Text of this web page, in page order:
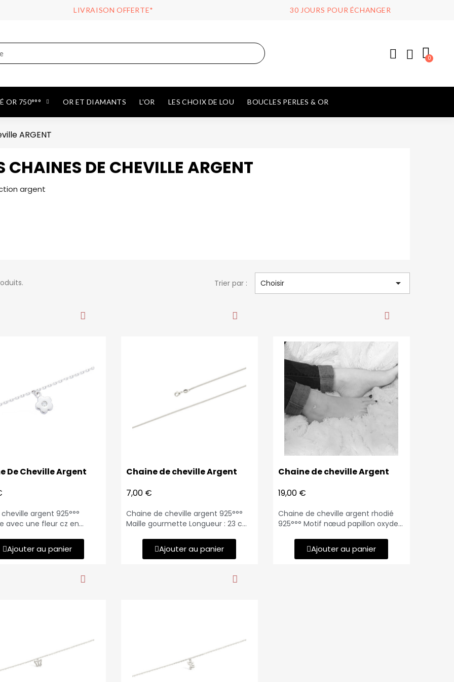
LIVRAISON OFFERTE* 30 JOURS POUR ÉCHANGER
OR 750°°° OR ET DIAMANTS L'OR LES CHOIX DE LOU BOUCLES PERLES & OR
ARGENT
CHAINES DE CHEVILLE ARGENT
argent
Trier par : Choisir 
De Cheville Argent
argent 925°°°
avec une fleur cz en
de raccourcissement Poids
Ajouter au panier
Chaine de cheville Argent
7,00 €
Chaine de cheville argent 925°°°
Maille gourmette Longueur : 23 cm
Ajouter au panier
Chaine de cheville Argent
19,00 €
Chaine de cheville argent rhodié
925°°° Motif nœud papillon oxydes
: 25 cm et anneau de
raccourcissement à 23 cm Poids:
Ajouter au panier